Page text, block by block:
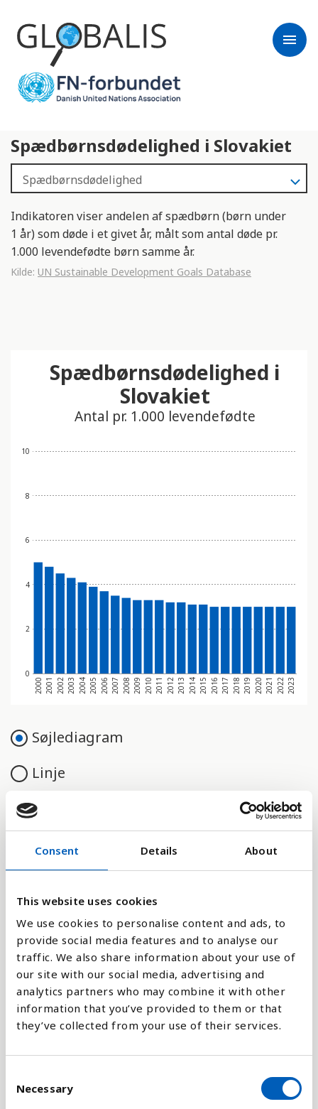
Consent Details About
This website uses cookies
We use cookies to personalise content and ads, to
provide social media features and to analyse our
traffic. We also share information about your use of
our site with our social media, advertising and
analytics partners who may combine it with other
information that you’ve provided to them or that
they’ve collected from your use of their services.
Necessary
menu
Spædbørnsdødelighed i Slovakiet
Indikatoren viser andelen af spædbørn (børn under
1 år) som døde i et givet år, målt som antal døde pr.
1.000 levendefødte børn samme år.
Kilde: UN Sustainable Development Goals Database
0
2
4
6
8
10
2000 2001 2002 2003 2004 2005 2006 2007 2008 2009 2010 2011 2012 2013 2014 2015 2016 2017 2018 2019 2020 2021 2022 2023
Spædbørnsdødelighed i
Slovakiet
Antal pr. 1.000 levendefødte
Søjlediagram
Linje
Flade
Forklaring
Spædbørn er sårbare, og dødeligheden i denne
gruppen er derfor et meget sensitivt mål for
spædbørnsdødeligheden en indikator som
velfærdsordninger (for mor og barn) og medicinske